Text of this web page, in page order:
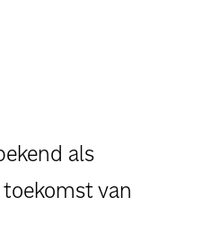
als
van